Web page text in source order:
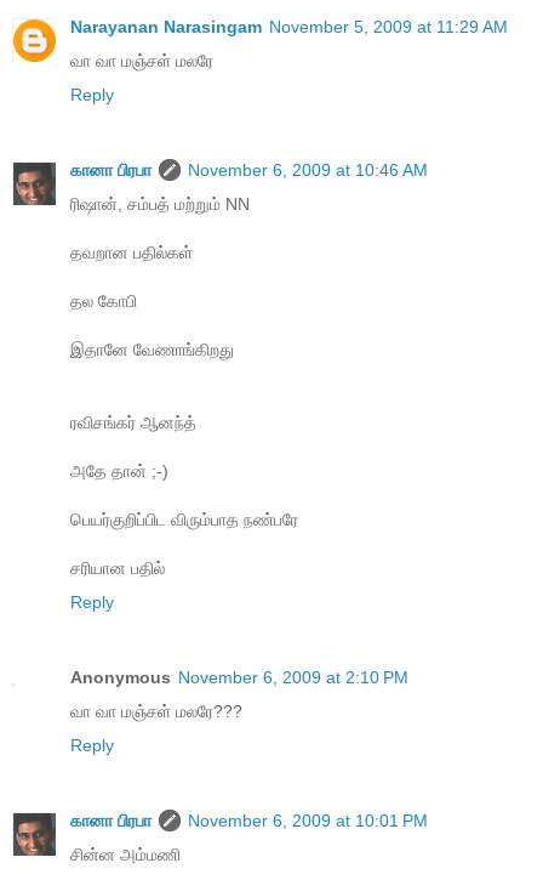
Narayanan Narasingam November 5, 2009 at 11:29 AM
வா வா மஞ்சள் மலரே
Reply
கானா பிரபா
November 6, 2009 at 10:46 AM
ரிஷான், சம்பத் மற்றும் NN
தவறான பதில்கள்
தல கோபி
இதானே வேணாங்கிறது
ரவிசங்கர் ஆனந்த்
அதே தான் ;-)
பெயர்குறிப்பிட விரும்பாத நண்பரே
சரியான பதில்
Reply
Anonymous November 6, 2009 at 2:10 PM
வா வா மஞ்சள் மலரே???
Reply
கானா பிரபா
November 6, 2009 at 10:01 PM
சின்ன அம்மணி